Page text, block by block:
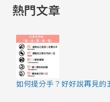
熱門文章
如何提分手？好好說再見的